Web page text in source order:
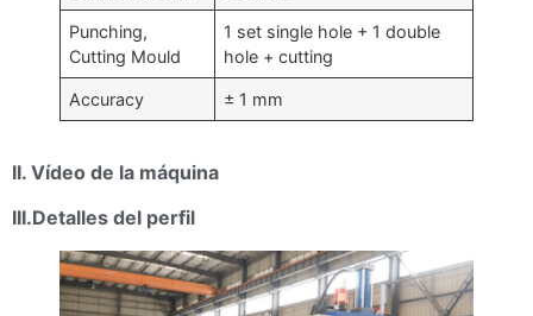
Punching,
Cutting Mould
1 set single hole + 1 double
hole + cutting
Accuracy ± 1 mm
II. Vídeo de la máquina
III.Detalles del perfil